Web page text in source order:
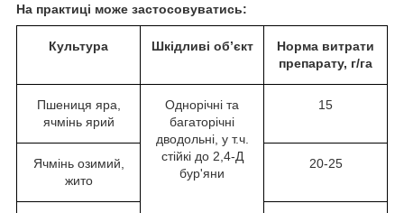
На практиці може застосовуватись:
Культура Шкідливі об’єкт
Норма витрати
препарату, г/га
Пшениця яра,
ячмінь ярий
Однорічні та
багаторічні
дводольні, у т.ч.
стійкі до 2,4-Д
бур'яни
15
Ячмінь озимий,
жито
20-25